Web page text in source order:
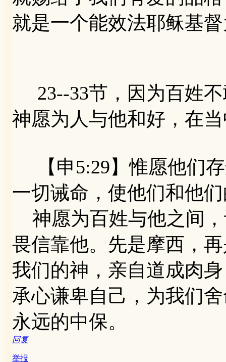
就是一个能效法耶稣基
23--33节，因为百姓不
神愿为人与他和好，在
【申5:29】惟愿他们
一切诫命，使他们和他
神愿为百姓与他之间
畏信靠他。先是摩西，
我们的神，亲自道成肉
承心谦卑自己，为我们
永远的中保。
回复
举报